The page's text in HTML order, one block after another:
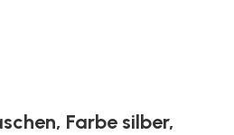
Farbe silber,